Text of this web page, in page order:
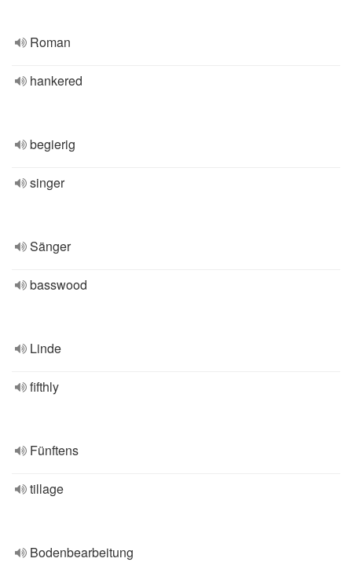
Roman
hankered
begierig
singer
Sänger
basswood
Linde
fifthly
Fünftens
tillage
Bodenbearbeitung